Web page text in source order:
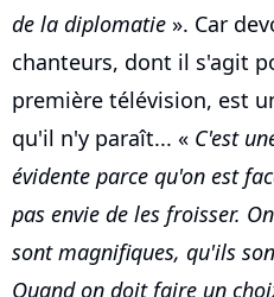
de la diplomatie ». Car
chanteurs, dont il s'agit
première télévision, est
qu'il n'y paraît... « C'est
évidente parce qu'on est
pas envie de les froisser.
sont magnifiques, qu'ils
Quand on doit faire un